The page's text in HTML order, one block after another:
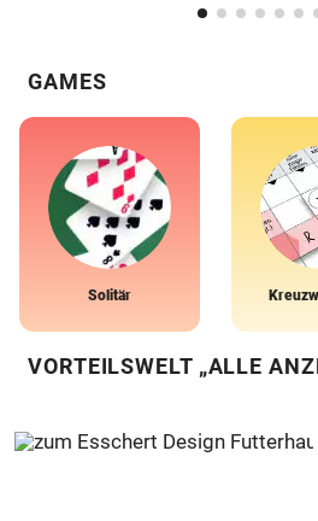
GAMES
Solitär
VORTEILSWELT „ALLE